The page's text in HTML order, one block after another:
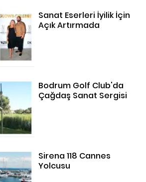
Sanat Eserleri İyilik İçin
Açık Artırmada
Bodrum Golf Club'da
Çağdaş Sanat Sergisi
Sirena 118 Cannes
Yolcusu